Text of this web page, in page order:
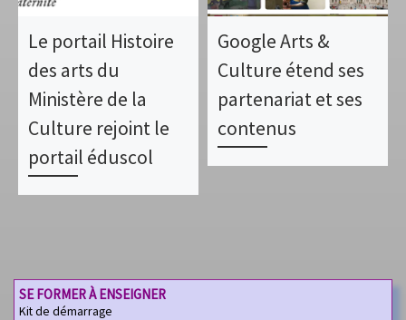
Le portail Histoire
des arts du
Ministère de la
Culture rejoint le
portail éduscol
Google Arts &
Culture étend ses
partenariat et ses
contenus
SE FORMER À ENSEIGNER
Kit de démarrage